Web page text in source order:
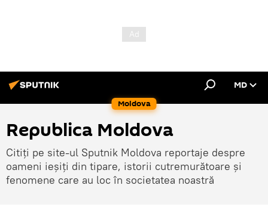
Moldova
MD
Republica Moldova
Citiți pe site-ul Sputnik Moldova reportaje despre
oameni ieșiți din tipare, istorii cutremurătoare și
fenomene care au loc în societatea noastră